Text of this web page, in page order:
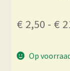
€ 2,50 - €
Op